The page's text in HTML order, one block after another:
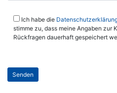
Ich habe die
stimme zu, dass meine Angaben zur
Rückfragen dauerhaft gespeichert
dieses
Feld
lasse
dieses